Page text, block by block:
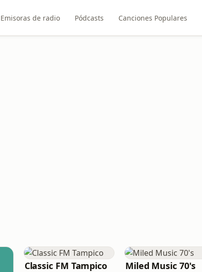
Emisoras de radio Pódcasts Canciones Populares
Classic FM Tampico Miled Music 70's